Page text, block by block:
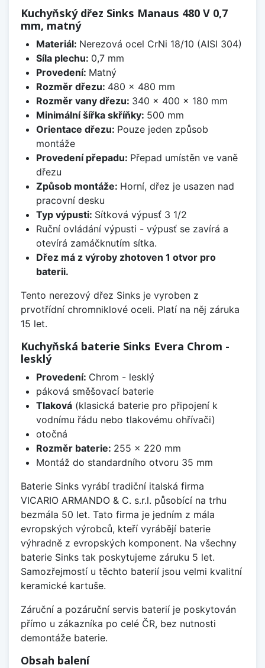
Kuchyňský dřez Sinks Manaus 480 V 0,7
mm, matný
Materiál: Nerezová ocel CrNi 18/10 (AISI 304)
Síla plechu: 0,7 mm
Provedení: Matný
Rozměr dřezu: 480 x 480 mm
Rozměr vany dřezu: 340 x 400 x 180 mm
Minimální šířka skříňky: 500 mm
Orientace dřezu: Pouze jeden způsob
montáže
Provedení přepadu: Přepad umístěn ve vaně
dřezu
Způsob montáže: Horní, dřez je usazen nad
pracovní desku
Typ výpusti: Sítková výpusť 3 1/2
Ruční ovládání výpusti - výpusť se zavírá a
otevírá zamáčknutím sítka.
Dřez má z výroby zhotoven 1 otvor pro
baterii.
Tento nerezový dřez Sinks je vyroben z
prvotřídní chromniklové oceli. Platí na něj záruka
15 let.
Kuchyňská baterie Sinks Evera Chrom -
lesklý
Provedení: Chrom - lesklý
páková směšovací baterie
Tlaková(klasická baterie pro připojení k
vodnímu řádu nebo tlakovému ohřívači)
otočná
Rozměr baterie: 255 x 220 mm
Montáž do standardního otvoru 35 mm
Baterie Sinks vyrábí tradiční italská firma
VICARIO ARMANDO & C. s.r.l. působící na trhu
bezmála 50 let. Tato firma je jedním z mála
evropských výrobců, kteří vyrábějí baterie
výhradně z evropských komponent. Na všechny
baterie Sinks tak poskytujeme záruku 5 let.
Samozřejmostí u těchto baterií jsou velmi kvalitní
keramické kartuše.
Záruční a pozáruční servis baterií je poskytován
přímo u zákazníka po celé ČR, bez nutnosti
demontáže baterie.
Obsah balení